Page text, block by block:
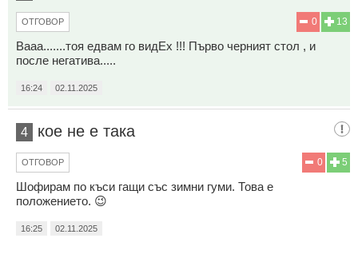
13
0
ОТГОВОР
Вааа.......тоя едвам го видЕх !!! Първо черният стол , и
после негатива.....
16:24 02.11.2025
4 кое не е така
5
0
ОТГОВОР
Шофирам по къси гащи със зимни гуми. Това е
положението. 😉
16:25 02.11.2025